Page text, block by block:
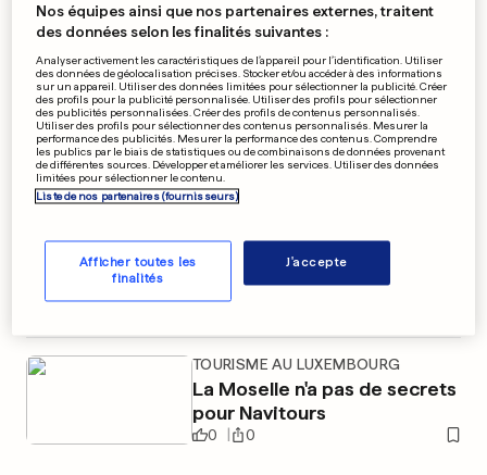
HANDBALL LUXEMBOURGEOIS
Käerjeng barre la route à Esch
TOURISME AU LUXEMBOURG
La Moselle n'a pas de secrets
pour Navitours
0 0
Nos équipes ainsi que nos partenaires externes, traitent
des données selon les finalités suivantes :
Analyser activement les caractéristiques de l’appareil pour l’identification. Utiliser
des données de géolocalisation précises. Stocker et/ou accéder à des informations
sur un appareil. Utiliser des données limitées pour sélectionner la publicité. Créer
des profils pour la publicité personnalisée. Utiliser des profils pour sélectionner
des publicités personnalisées. Créer des profils de contenus personnalisés.
Utiliser des profils pour sélectionner des contenus personnalisés. Mesurer la
performance des publicités. Mesurer la performance des contenus. Comprendre
les publics par le biais de statistiques ou de combinaisons de données provenant
de différentes sources. Développer et améliorer les services. Utiliser des données
limitées pour sélectionner le contenu.
Liste de nos partenaires (fournisseurs)
Afficher toutes les
finalités
J'accepte